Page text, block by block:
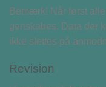
Bemærk! Når først
genskabes. Data der
ikke slettes på
Revision